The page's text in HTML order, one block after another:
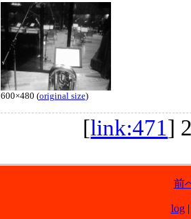
600×480 (original size)
[link:471]
前
log